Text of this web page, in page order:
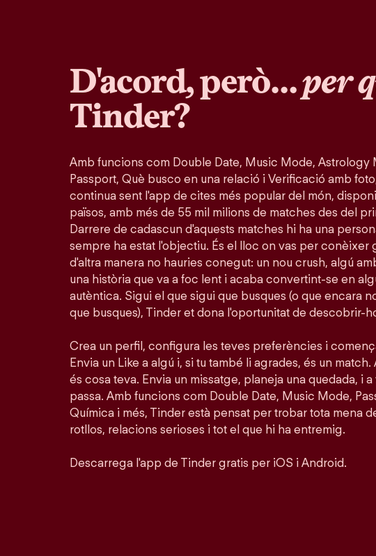
D'acord, però…per
Tinder?
Amb funcions com Double Date, Music Mode, Astrology
Passport, Què busco en una relació i Verificació amb
continua sent l'app de cites més popular del món,
països, amb més de 55 mil milions de matches des del
Darrere de cadascun d'aquests matches hi ha una
sempre ha estat l'objectiu. És el lloc on vas per conèixer
d'altra manera no hauries conegut: un nou crush, algú
una història que va a foc lent i acaba convertint-se en
autèntica. Sigui el que sigui que busques (o que encara
que busques), Tinder et dona l'oportunitat de descobrir-
Crea un perfil, configura les teves preferències i
Envia un Like a algú i, si tu també li agrades, és un match.
és cosa teva. Envia un missatge, planeja una quedada, i
passa. Amb funcions com Double Date, Music Mode,
Química i més, Tinder està pensat per trobar tota mena
rotllos, relacions serioses i tot el que hi ha entremig.
Descarrega l'app de Tinder gratis per iOS i Android.